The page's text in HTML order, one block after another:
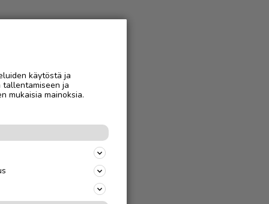
käytöstä ja
ja
mukaisia mainoksia.